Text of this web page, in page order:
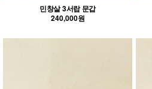
민창살 3서랍 문갑
240,000원